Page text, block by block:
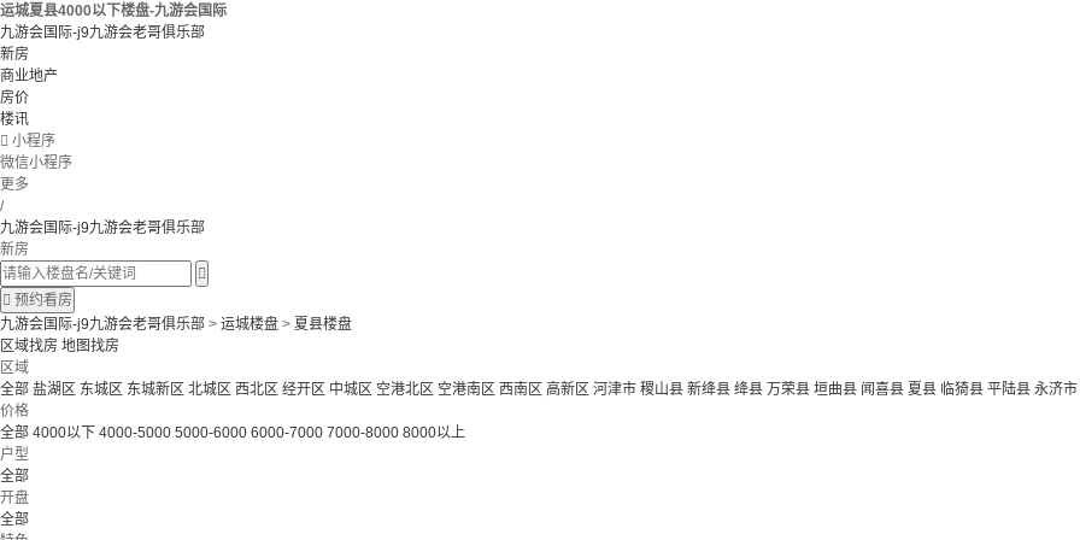
运城夏县4000以下楼盘-九游会国际
九游会国际-j9九游会老哥俱乐部
新房
商业地产
房价
楼讯
 小程序
微信小程序
更多
/
九游会国际-j9九游会老哥俱乐部
新房

 预约看房
九游会国际-j9九游会老哥俱乐部 > 运城楼盘 > 夏县楼盘
区域找房 地图找房
区域
全部 盐湖区 东城区 东城新区 北城区 西北区 经开区 中城区 空港北区 空港南区 西南区 高新区 河津市 稷山县 新绛县 绛县 万荣县 垣曲县 闻喜县 夏县 临猗县 平陆县 永济市
价格
全部 4000以下 4000-5000 5000-6000 6000-7000 7000-8000 8000以上
户型
全部
开盘
全部